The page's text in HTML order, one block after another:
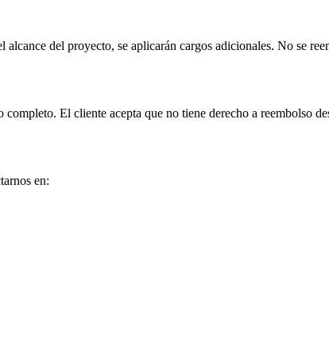
del proyecto, se aplicarán cargos adicionales. No se
completo. El cliente acepta que no tiene derecho a reembolso
en: